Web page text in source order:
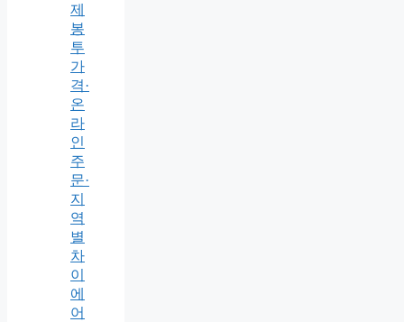
제
봉
투
가
격·
온
라
인
주
문·
지
역
별
차
이
에
어